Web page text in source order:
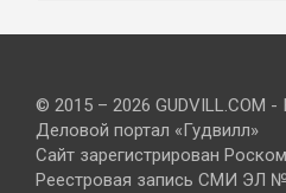
© 2015 – 2026 GUDVILL.COM
Деловой портал «Гудвилл»
Сайт зарегистрирован
Реестровая запись СМИ ЭЛ